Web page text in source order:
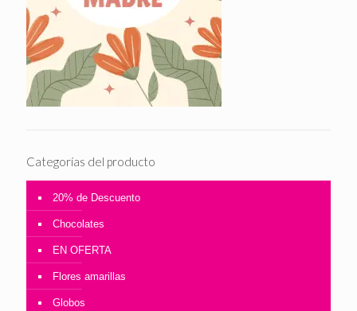
Categorías del producto
20% de Descuento
Chocolates
EN OFERTA
Flores amarillas
Globos